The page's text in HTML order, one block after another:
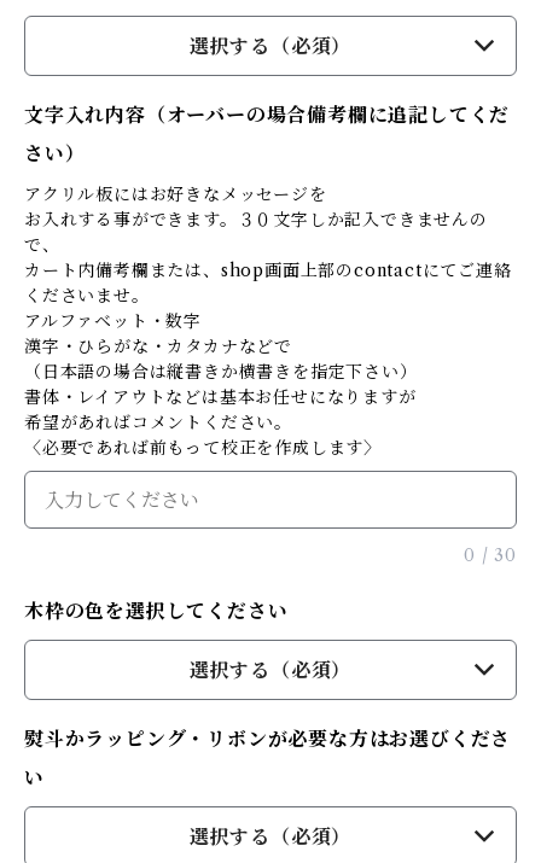
選択する（必須）
文字入れ内容（オーバーの場合備考欄に追記してくだ
さい）
アクリル板にはお好きなメッセージを
お入れする事ができます。３０文字しか記入できませんの
で、
カート内備考欄または、shop画面上部のcontactにてご連絡
くださいませ。
アルファベット・数字
漢字・ひらがな・カタカナなどで
（日本語の場合は縦書きか横書きを指定下さい）
書体・レイアウトなどは基本お任せになりますが
希望があればコメントください。
〈必要であれば前もって校正を作成します〉
0 / 30
木枠の色を選択してください
選択する（必須）
熨斗かラッピング・リボンが必要な方はお選びくださ
い
選択する（必須）